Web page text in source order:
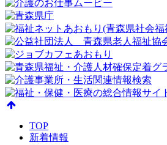
TOP
新着情報